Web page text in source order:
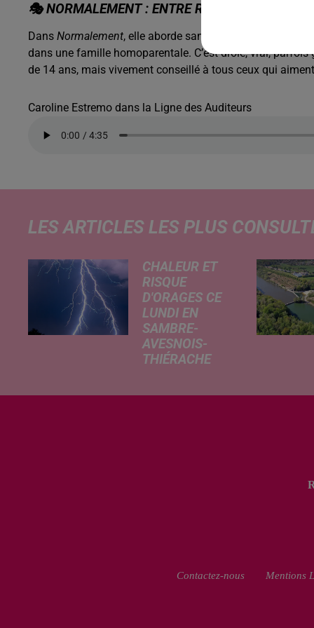
🎭NORMALEMENT: ENTRE RIRES ET VÉRITÉ
Dans Normalement, elle aborde sans tabou son coming
dans une famille homoparentale. C’est drôle, vrai,
de 14 ans, mais vivement conseillé à tous ceux qui
Caroline Estremo dans la Ligne des Auditeurs
LES ARTICLES LES PLUS
CHALEUR ET
RISQUE
D'ORAGES CE
LUNDI EN
SAMBRE-
AVESNOIS-
THIÉRACHE
typiquement
Contactez-nous Mentions